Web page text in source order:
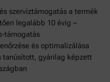
szerviztámogatás a termék
legalább 10 évig –
támogatás
és optimalizálása
tanúsított, gyárilag képzett